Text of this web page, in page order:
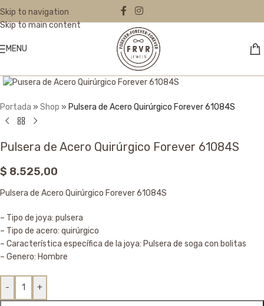
Skip to navigation
Skip to main content
MENU
Portada » Shop » Pulsera de Acero Quirúrgico Forever 61084S
Pulsera de Acero Quirúrgico Forever 61084S
$ 8.525,00
Pulsera de Acero Quirúrgico Forever 61084S
– Tipo de joya: pulsera
– Tipo de acero: quirúrgico
– Característica específica de la joya: Pulsera de soga con bolitas
– Genero: Hombre
- +